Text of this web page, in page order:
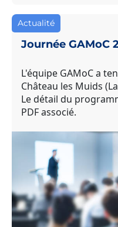
Actualité
Journée GAMoC
L'équipe GAMoC a
Château les Muids
Le détail du
PDF associé.